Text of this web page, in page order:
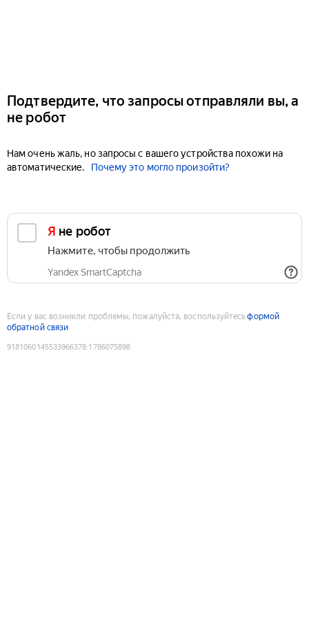
Подтвердите, что запросы отправляли вы, а
не робот
Нам очень жаль, но запросы с вашего устройства похожи на
автоматические.
Почему это могло произойти?
Я не робот
Нажмите, чтобы продолжить
Yandex SmartCaptcha
Если у вас возникли проблемы, пожалуйста, воспользуйтесьформой
обратной связи
9181060145533966378:1786075898